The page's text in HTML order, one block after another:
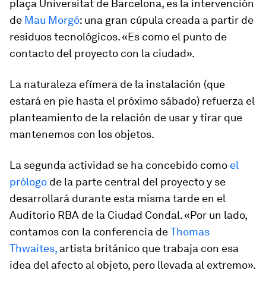
plaça Universitat de Barcelona, es la intervención
de Mau Morgó: una gran cúpula creada a partir de
residuos tecnológicos. «Es como el punto de
contacto del proyecto con la ciudad».
La naturaleza efímera de la instalación (que
estará en pie hasta el próximo sábado) refuerza el
planteamiento de la relación de usar y tirar que
mantenemos con los objetos.
La segunda actividad se ha concebido como el
prólogo de la parte central del proyecto y se
desarrollará durante esta misma tarde en el
Auditorio RBA de la Ciudad Condal. «Por un lado,
contamos con la conferencia deThomas
Thwaites, artista británico que trabaja con esa
idea del afecto al objeto, pero llevada al extremo».